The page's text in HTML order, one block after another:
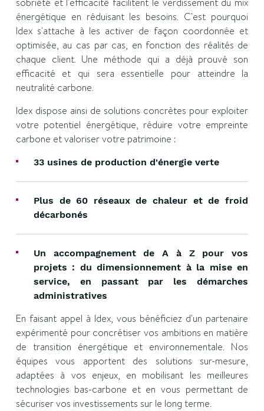
énergétique en réduisant les besoins. C'est pourquoi
Idex s'attache à les activer de façon coordonnée et
optimisée, au cas par cas, en fonction des réalités de
chaque client. Une méthode qui a déjà prouvé son
efficacité et qui sera essentielle pour atteindre la
neutralité carbone.
Idex dispose ainsi de solutions concrètes pour exploiter
votre potentiel énergétique, réduire votre empreinte
carbone et valoriser votre patrimoine :
33 usines de production d'énergie verte
Plus de 60 réseaux de chaleur et de froid
décarbonés
Un accompagnement de A à Z pour vos
projets : du dimensionnement à la mise en
service, en passant par les démarches
administratives
En faisant appel à Idex, vous bénéficiez d'un partenaire
expérimenté pour concrétiser vos ambitions en matière
de transition énergétique et environnementale. Nos
équipes vous apportent des solutions sur-mesure,
adaptées à vos enjeux, en mobilisant les meilleures
technologies bas-carbone et en vous permettant de
sécuriser vos investissements sur le long terme.